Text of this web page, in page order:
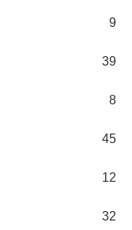
9
39
8
45
12
32